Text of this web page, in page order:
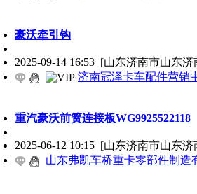
豪沃牵引钩
2025-09-14 16:53 [山东济南市山东
济南冠泽卡车配件营销
重汽豪沃前簧连接板WG9925522118
2025-06-12 10:15 [山东济南市山东
山东弗凯车桥重卡零部件制造